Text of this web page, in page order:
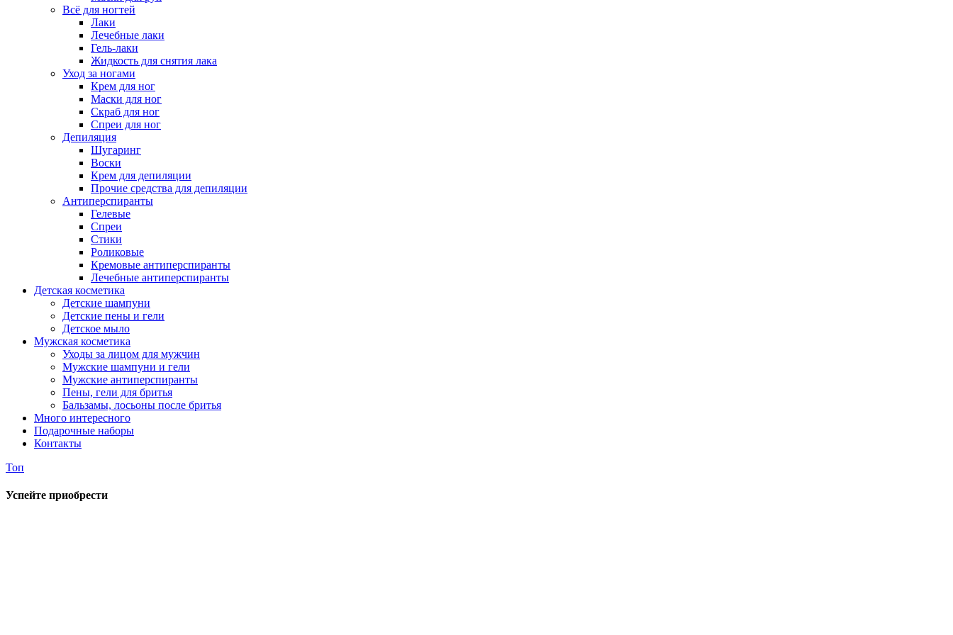
Всё для ногтей
Лаки
Лечебные лаки
Гель-лаки
Жидкость для снятия лака
Уход за ногами
Крем для ног
Маски для ног
Скраб для ног
Спреи для ног
Депиляция
Шугаринг
Воски
Крем для депиляции
Прочие средства для депиляции
Антиперспиранты
Гелевые
Спреи
Стики
Роликовые
Кремовые антиперспиранты
Лечебные антиперспиранты
Детская косметика
Детские шампуни
Детские пены и гели
Детское мыло
Мужская косметика
Уходы за лицом для мужчин
Мужские шампуни и гели
Мужские антиперспиранты
Пены, гели для бритья
Бальзамы, лосьоны после бритья
Много интересного
Подарочные наборы
Контакты
Топ
Успейте приобрести